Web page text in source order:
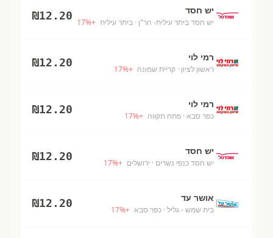
יש חסד
יש חסד ביתר עילית- הר"ן · ביתר עילית +
17%
₪12.20
רמי לוי
ראשון לציון · קריית שמונה +
17%
₪12.20
רמי לוי
כפר סבא · פתח תקווה +
17%
₪12.20
יש חסד
יש חסד כנפי נשרים · ירושלים +
17%
₪12.20
אושר עד
בית שמש - גליל · כפר סבא +
17%
₪12.20